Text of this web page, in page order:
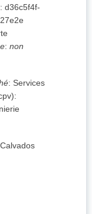
: d36c5f4f-
: non
: Services
):
Calvados